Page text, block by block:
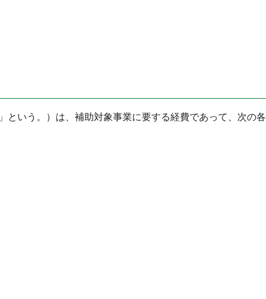
いう。）は、補助対象事業に要する経費であって、次の各